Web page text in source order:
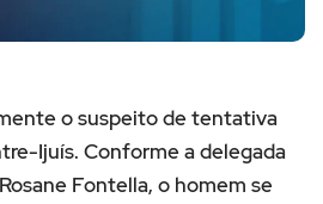
o suspeito de tentativa
Ijuís. Conforme a delegada
Fontella, o homem se